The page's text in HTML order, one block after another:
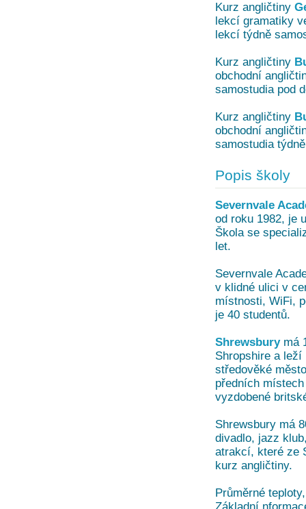
Kurz angličtiny
lekcí gramatiky
lekcí týdně
Kurz angličtiny
obchodní
samostudia pod
Kurz angličtiny
obchodní
samostudia
Popis školy
Severnvale
od roku 1982, je
Škola se
let.
Severnvale
v klidné ulici v
místnosti, WiFi,
je 40 studentů.
Shrewsburymá
Shropshire a leží
středověké
předních
vyzdobené
Shrewsbury má
divadlo, jazz
atrakcí, které ze
kurz angličtiny.
Průměrné
Základní